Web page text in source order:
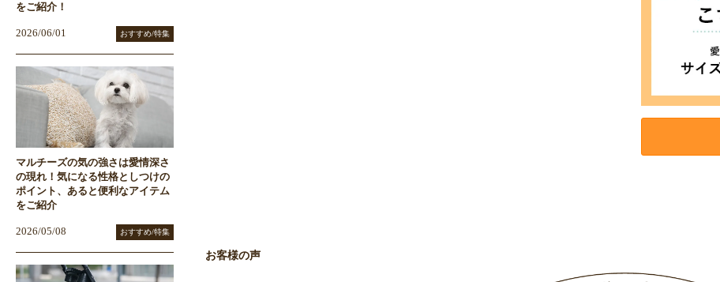
お客様の声
をご紹介！
2026/06/01 おすすめ/特集
マルチーズの気の強さは愛情深さ
の現れ！気になる性格としつけの
ポイント、あると便利なアイテム
をご紹介
2026/05/08 おすすめ/特集